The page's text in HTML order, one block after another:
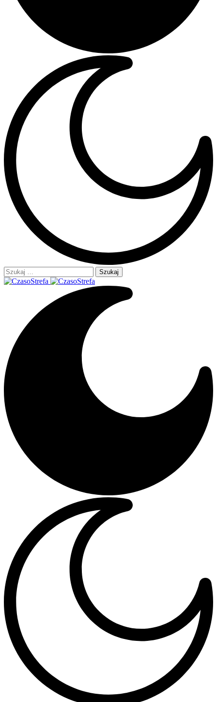
Szukaj: